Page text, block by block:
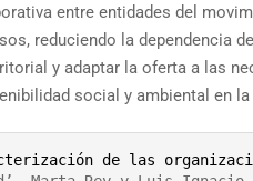
entre entidades del
reduciendo la dependencia
y adaptar la oferta a las
social y ambiental en
de las